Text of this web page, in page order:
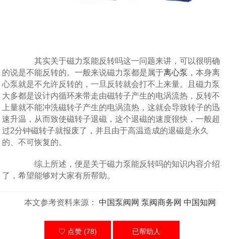
其实关于磁力泵能反转吗这一问题来讲，可以很明确
的说是不能反转的。一般来说磁力泵都是属于离心泵 ，本身离
心泵就是不允许反转的，一旦反转就会打不上来量。且磁力泵
大多都是设计内循环来带走由磁转子产生的电涡流热，反转不
上量就不能冲洗磁转子产生的电涡流热，这就会导致转子的迅
速升温，从而致使磁转子退磁，这个退磁的速度很快，一般超
过2分钟磁转子就报废了，并且由于高温造成的退磁是永久
的、不可恢复的。
综上所述，便是关于磁力泵能反转吗的知识内容介绍
了，希望能够对大家有所帮助。
本文参考资料来源： 中国泵阀网 泵阀商务网 中国知网
♡ 点赞 (78) 已帮助人